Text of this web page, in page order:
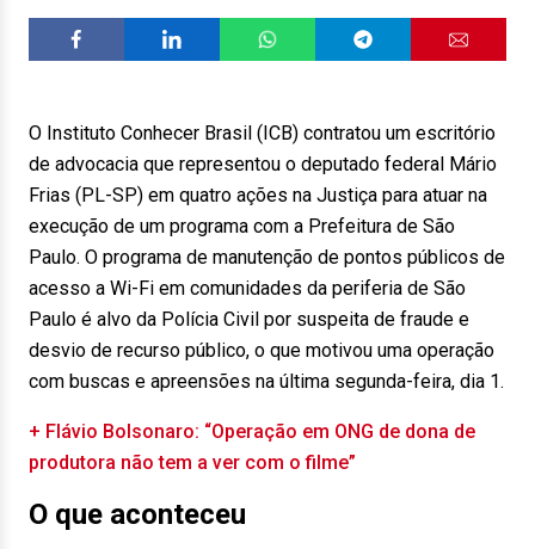
O Instituto Conhecer Brasil (ICB) contratou um escritório
de advocacia que representou o deputado federal Mário
Frias (PL-SP) em quatro ações na Justiça para atuar na
execução de um programa com a Prefeitura de São
Paulo. O programa de manutenção de pontos públicos de
acesso a Wi-Fi em comunidades da periferia de São
Paulo é alvo da Polícia Civil por suspeita de fraude e
desvio de recurso público, o que motivou uma operação
com buscas e apreensões na última segunda-feira, dia 1.
+ Flávio Bolsonaro: “Operação em ONG de dona de
produtora não tem a ver com o filme”
O que aconteceu